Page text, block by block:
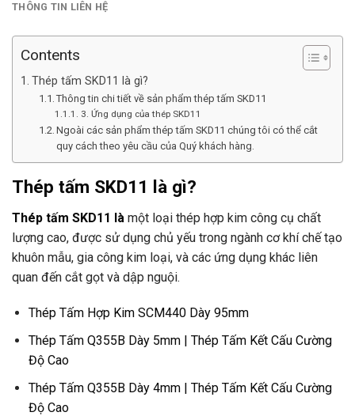
THÔNG TIN LIÊN HỆ
Contents
Thép tấm SKD11 là gì?
Thông tin chi tiết về sản phẩm thép tấm SKD11
3. Ứng dụng của thép SKD11
Ngoài các sản phẩm thép tấm SKD11 chúng tôi có thể cắt
quy cách theo yêu cầu của Quý khách hàng.
Thép tấm SKD11 là gì?
Thép tấm SKD11 là một loại thép hợp kim công cụ chất
lượng cao, được sử dụng chủ yếu trong ngành cơ khí chế tạo
khuôn mẫu, gia công kim loại, và các ứng dụng khác liên
quan đến cắt gọt và dập nguội.
Thép Tấm Hợp Kim SCM440 Dày 95mm
Thép Tấm Q355B Dày 5mm | Thép Tấm Kết Cấu Cường
Độ Cao
Thép Tấm Q355B Dày 4mm | Thép Tấm Kết Cấu Cường
Độ Cao